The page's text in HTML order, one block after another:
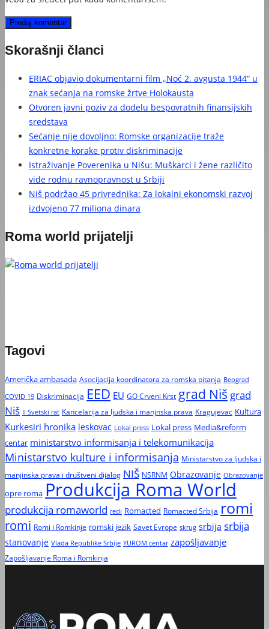
Skorašnji članci
ERIAC objavio dokumentarni film „Noć 2. avgusta 1944“ u
znak sećanja na romske žrtve Holokausta
Otvoren javni poziv za dodelu bespovratnih finansijskih
sredstava
Sećanje nije dovoljno: Romske organizacije traže
konkretne korake protiv diskriminacije
Istraživanje Poverenika u Nišu: Muškarci i žene različito
vide rodnu ravnopravnost u Srbiji
Niš podržao 45 privrednika: Za lokalni ekonomski razvoj
izdvojeno 77 miliona dinara
Roma world prijatelji
Tagovi
Američka ambasada Asocijacija koordinatora za romska pitanja Beograd
COVID 19 Diskriminacija EED EU GO Crveni Krst grad Niš grad
Niš II Svetski rat Kancelarija za ljudska i manjnska prava Kragujevac Kultura
Kurkesiri hronika leskovac Lokal press Lokal press Media&reform
centar ministarstvo informisanja i telekomunikacija
Ministarstvo kulture i informisanja Ministarstvo za ljudska i
manjinska prava i društveni dijalog NIŠ NSRNM Obrazovanje Obrazovanje
opre roma Produkcija Roma World
produkcija romaworld redi Romacted Romacted Srbija romi
romi Romi i Romkinje romski jezik Savet Evrope skrug srbija srbija
stanovanje Vlada Republike Srbije YUROM centar zapošljavanje
Zapošljavanje Roma i Romkinja